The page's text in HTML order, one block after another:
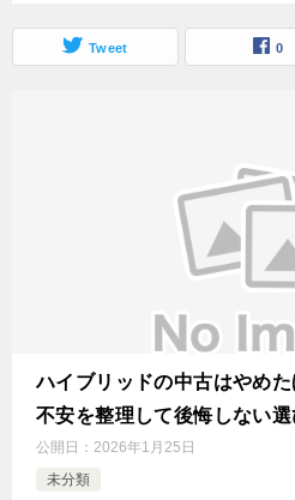
Tweet 0
ハイブリッドの中古はやめ
不安を整理して後悔しない
公開日： 2026年1月25日
未分類